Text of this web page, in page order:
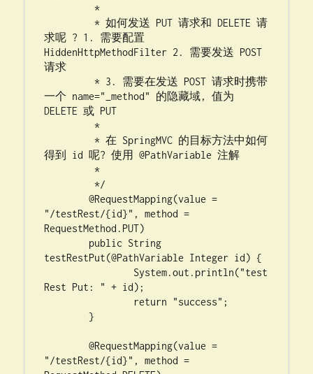
求呢 ? 1. 需要配置
HiddenHttpMethodFilter 2. 需要发送 POST
请求
一个 name="_method" 的隐藏域, 值为
DELETE 或 PUT
得到 id 呢? 使用 @PathVariable 注解
	@RequestMapping(value =
"/testRest/{id}", method =
RequestMethod.PUT)
testRestPut(@PathVariable Integer id) {
Rest Put: " + id);
	}
	@RequestMapping(value =
"/testRest/{id}", method =